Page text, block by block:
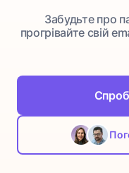
Забудьте про
прогрівайте свій